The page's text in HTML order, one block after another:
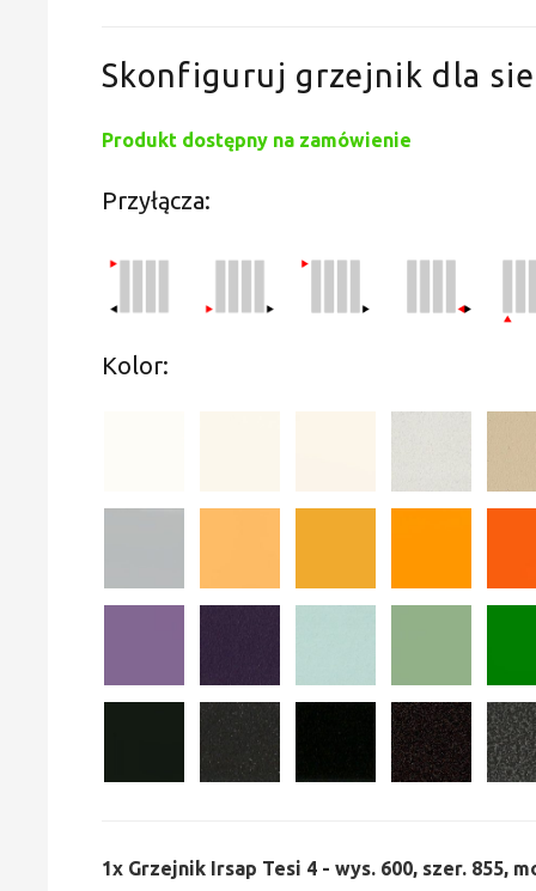
Skonfiguruj grzejnik dla
Produkt dostępny na zamówienie
Przyłącza:
Kolor:
1x Grzejnik Irsap Tesi 4 - wys. 600, szer. 855,